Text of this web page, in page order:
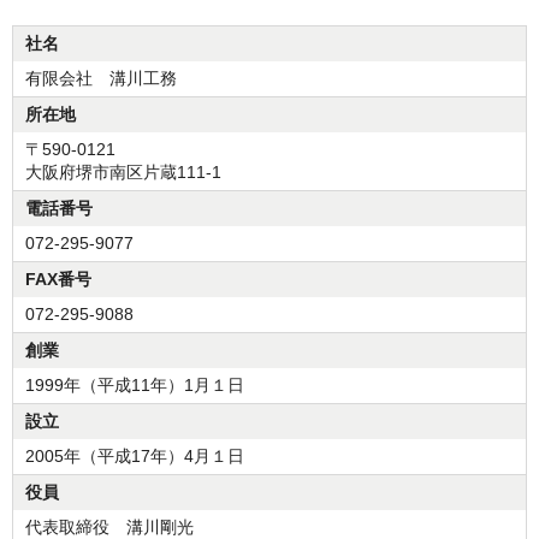
社名
有限会社 溝川工務
所在地
〒590-0121
大阪府堺市南区片蔵111-1
電話番号
072-295-9077
FAX番号
072-295-9088
創業
1999年（平成11年）1月１日
設立
2005年（平成17年）4月１日
役員
代表取締役 溝川剛光